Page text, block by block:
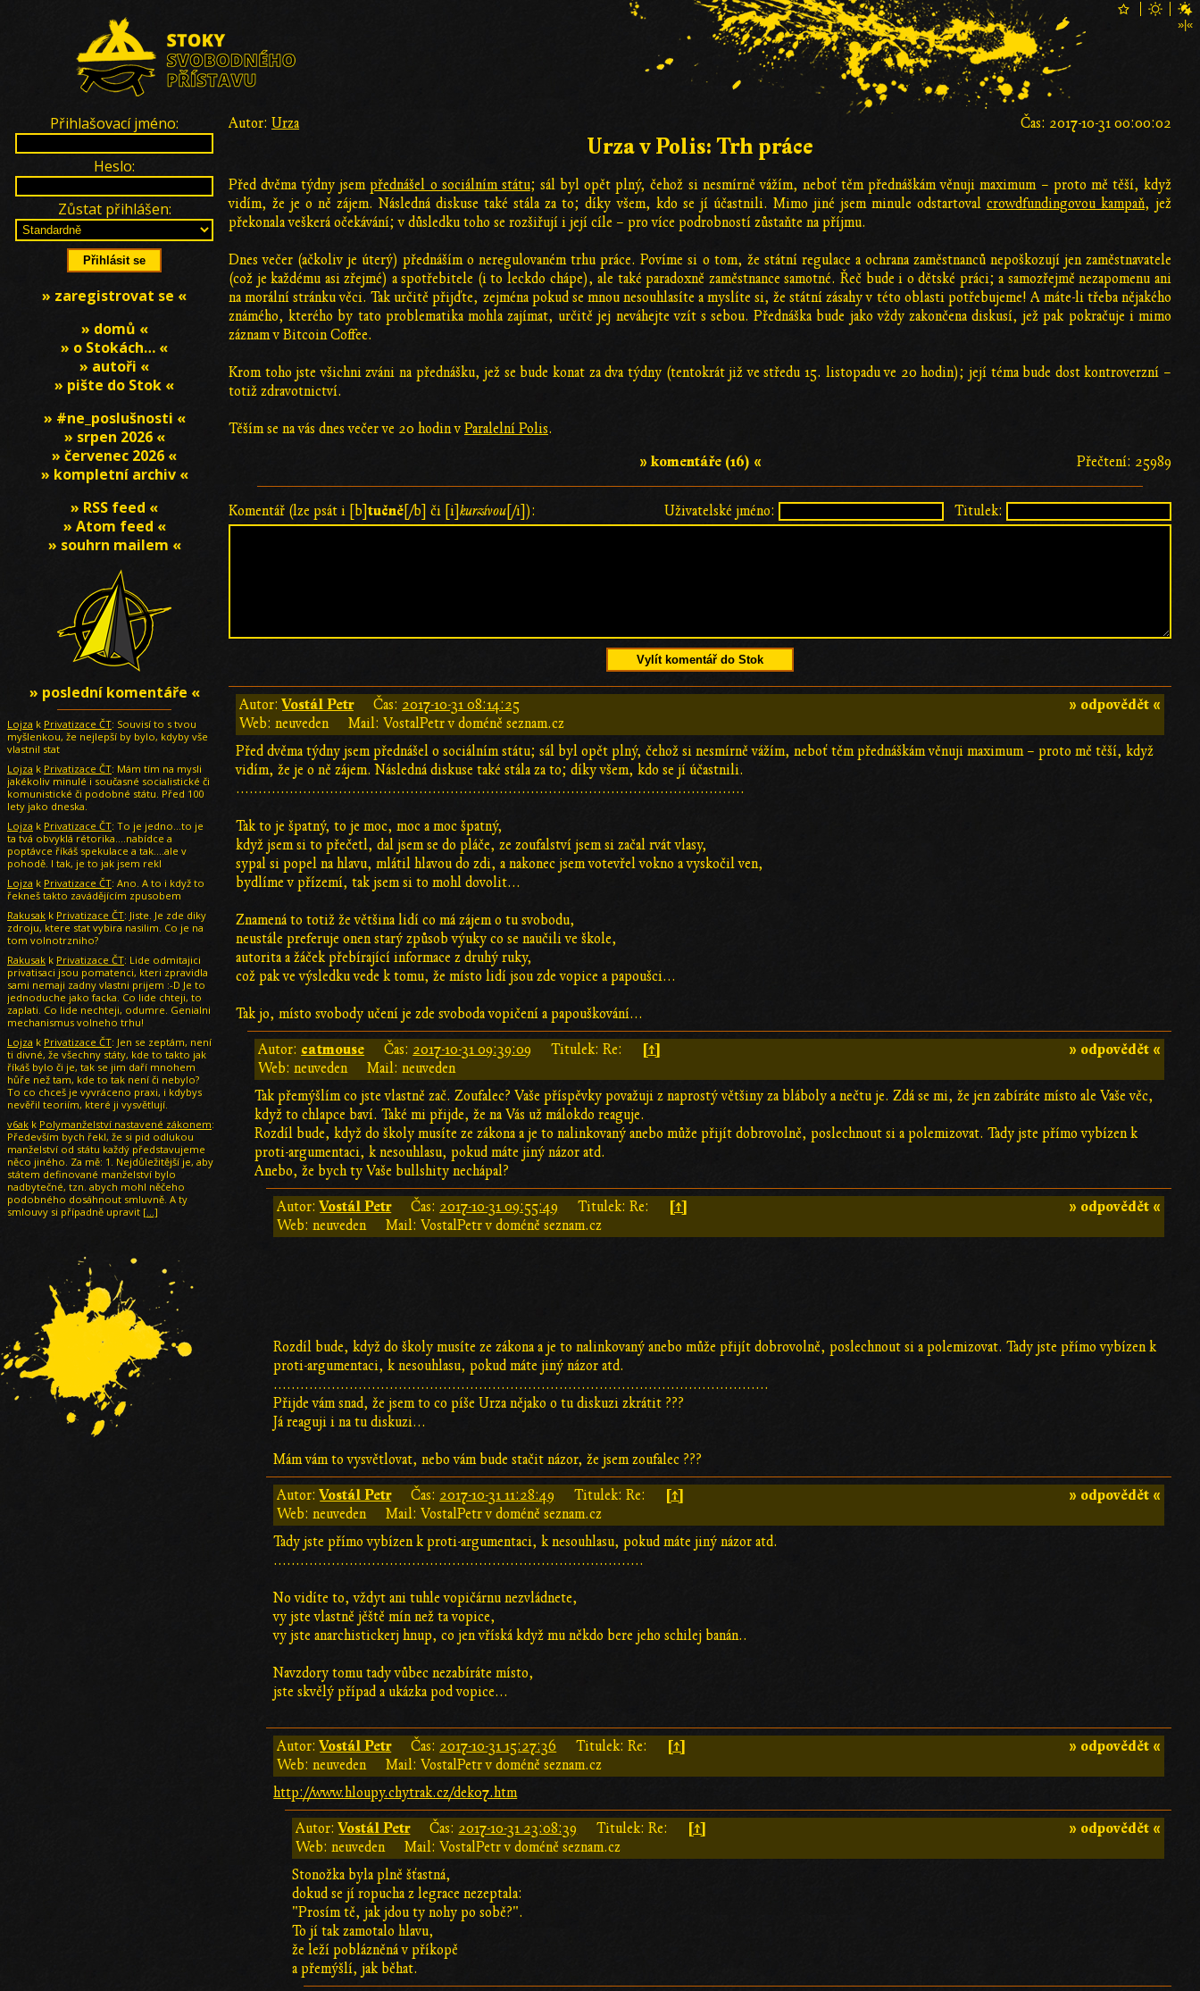
Autor: Urza Čas: 2017-10-31 00:00:02
Urza v Polis: Trh práce
Před dvěma týdny jsem přednášel o sociálním státu; sál byl opět plný, čehož si nesmírně vážím, neboť těm přednáškám věnuji maximum – proto mě těší, když
vidím, že je o ně zájem. Následná diskuse také stála za to; díky všem, kdo se jí účastnili. Mimo jiné jsem minule odstartoval crowdfundingovou kampaň, jež
překonala veškerá očekávání; v důsledku toho se rozšiřují i její cíle – pro více podrobností zůstaňte na příjmu.
Dnes večer (ačkoliv je úterý) přednáším o neregulovaném trhu práce. Povíme si o tom, že státní regulace a ochrana zaměstnanců nepoškozují jen zaměstnavatele
(což je každému asi zřejmé) a spotřebitele (i to leckdo chápe), ale také paradoxně zaměstnance samotné. Řeč bude i o dětské práci; a samozřejmě nezapomenu ani
na morální stránku věci. Tak určitě přijďte, zejména pokud se mnou nesouhlasíte a myslíte si, že státní zásahy v této oblasti potřebujeme! A máte-li třeba nějakého
známého, kterého by tato problematika mohla zajímat, určitě jej neváhejte vzít s sebou. Přednáška bude jako vždy zakončena diskusí, jež pak pokračuje i mimo
záznam v Bitcoin Coffee.
Krom toho jste všichni zváni na přednášku, jež se bude konat za dva týdny (tentokrát již ve středu 15. listopadu ve 20 hodin); její téma bude dost kontroverzní –
totiž zdravotnictví.
Těším se na vás dnes večer ve 20 hodin v Paralelní Polis.
Přečtení: 25989
» komentáře (16) «
Uživatelské jméno: Titulek:
Komentář (lze psát i [b] tučně [/b] či [i] kurzívou [/i]):
Vylít komentář do Stok
» odpovědět «
Autor: Vostál Petr Čas: 2017-10-31 08:14:25
Web: neuveden
Mail: VostalPetr v doméně seznam.cz
Před dvěma týdny jsem přednášel o sociálním státu; sál byl opět plný, čehož si nesmírně vážím, neboť těm přednáškám věnuji maximum – proto mě těší, když
vidím, že je o ně zájem. Následná diskuse také stála za to; díky všem, kdo se jí účastnili.
..................................................................................................................
Tak to je špatný, to je moc, moc a moc špatný,
když jsem si to přečetl, dal jsem se do pláče, ze zoufalství jsem si začal rvát vlasy,
sypal si popel na hlavu, mlátil hlavou do zdi, a nakonec jsem votevřel vokno a vyskočil ven,
bydlíme v přízemí, tak jsem si to mohl dovolit...
Znamená to totiž že většina lidí co má zájem o tu svobodu,
neustále preferuje onen starý způsob výuky co se naučili ve škole,
autorita a žáček přebírající informace z druhý ruky,
což pak ve výsledku vede k tomu, že místo lidí jsou zde vopice a papoušci...
Tak jo, místo svobody učení je zde svoboda vopičení a papouškování...
» odpovědět «
Autor: catmouse Čas: 2017-10-31 09:39:09 Titulek: Re: [↑]
Web: neuveden
Mail: neuveden
Tak přemýšlím co jste vlastně zač. Zoufalec? Vaše příspěvky považuji z naprostý většiny za bláboly a nečtu je. Zdá se mi, že jen zabíráte místo ale Vaše věc,
když to chlapce baví. Také mi přijde, že na Vás už málokdo reaguje.
Rozdíl bude, když do školy musíte ze zákona a je to nalinkovaný anebo může přijít dobrovolně, poslechnout si a polemizovat. Tady jste přímo vybízen k
proti-argumentaci, k nesouhlasu, pokud máte jiný názor atd.
Anebo, že bych ty Vaše bullshity nechápal?
» odpovědět «
Autor:Vostál Petr Čas: 2017-10-31 09:55:49 Titulek: Re: [↑]
Web: neuveden Mail: VostalPetr v doméně seznam.cz
Rozdíl bude, když do školy musíte ze zákona a je to nalinkovaný anebo může přijít dobrovolně, poslechnout si a polemizovat. Tady jste přímo vybízen k
proti-argumentaci, k nesouhlasu, pokud máte jiný názor atd.
...............................................................................................................
Přijde vám snad, že jsem to co píše Urza nějako o tu diskuzi zkrátit ???
Já reaguji i na tu diskuzi...
Mám vám to vysvětlovat, nebo vám bude stačit názor, že jsem zoufalec ???
» odpovědět «
Autor:Vostál Petr Čas: 2017-10-31 11:28:49 Titulek: Re: [↑]
Web: neuveden
Mail: VostalPetr v doméně seznam.cz
Tady jste přímo vybízen k proti-argumentaci, k nesouhlasu, pokud máte jiný názor atd.
...................................................................................
No vidíte to, vždyt ani tuhle vopičárnu nezvládnete,
vy jste vlastně jěště mín než ta vopice,
vy jste anarchistickerj hnup, co jen vříská když mu někdo bere jeho schilej banán..
Navzdory tomu tady vůbec nezabíráte místo,
jste skvělý případ a ukázka pod vopice...
» odpovědět «
Autor:Vostál Petr Čas: 2017-10-31 15:27:36 Titulek: Re: [↑]
Web: neuveden
Mail: VostalPetr v doméně seznam.cz
http://www.hloupy.chytrak.cz/dek07.htm
» odpovědět «
Autor:Vostál Petr Čas: 2017-10-31 23:08:39 Titulek: Re: [↑]
Web: neuveden
Mail: VostalPetr v doméně seznam.cz
Stonožka byla plně šťastná,
dokud se jí ropucha z legrace nezeptala:
"Prosím tě, jak jdou ty nohy po sobě?".
To jí tak zamotalo hlavu,
že leží poblázněná v příkopě
a přemýšlí, jak běhat.
Přihlašovací jméno:
Heslo:
Zůstat přihlášen:
» zaregistrovat se «
» domů «
» o Stokách… «
» autoři «
» pište do Stok «
» #ne_poslušnosti «
» srpen 2026 «
» červenec 2026 «
» kompletní archiv «
» RSS feed «
» Atom feed «
» souhrn mailem «
» poslední komentáře «
Lojza k Privatizace ČT: Souvisí to s tvou
myšlenkou, že nejlepší by bylo, kdyby vše
vlastnil stat
Lojza k Privatizace ČT: Mám tím na mysli
jakékoliv minulé i současné socialistické či
komunistické či podobné státu. Před 100
lety jako dneska.
Lojza k Privatizace ČT: To je jedno...to je
ta tvá obvyklá rétorika....nabídce a
poptávce říkáš spekulace a tak....ale v
pohodě. I tak, je to jak jsem rekl
Lojza k Privatizace ČT: Ano. A to i když to
řekneš takto zavádějícím zpusobem
Rakusak k Privatizace ČT: Jiste. Je zde diky
zdroju, ktere stat vybira nasilim. Co je na
tom volnotrzniho?
Rakusak k Privatizace ČT: Lide odmitajici
privatisaci jsou pomatenci, kteri zpravidla
sami nemaji zadny vlastni prijem :-D Je to
jednoduche jako facka. Co lide chteji, to
zaplati. Co lide nechteji, odumre. Genialni
mechanismus volneho trhu!
Lojza k Privatizace ČT: Jen se zeptám, není
ti divné, že všechny státy, kde to takto jak
říkáš bylo či je, tak se jim daří mnohem
hůře než tam, kde to tak není či nebylo?
To co chceš je vyvráceno praxi, i kdybys
nevěřil teoriím, které ji vysvětlují.
v6ak k Polymanželství nastavené zákonem:
Především bych řekl, že si pid odlukou
manželství od státu každý představujeme
něco jiného. Za mě: 1. Nejdůležitější je, aby
státem definované manželství bylo
nadbytečné, tzn. abych mohl něčeho
podobného dosáhnout smluvně. A ty
smlouvy si případně upravit […]